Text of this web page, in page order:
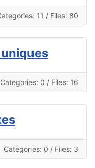
11 / Files: 80
Categories: 0 / Files: 16
Categories: 0 / Files: 3